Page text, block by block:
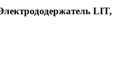
LIT,